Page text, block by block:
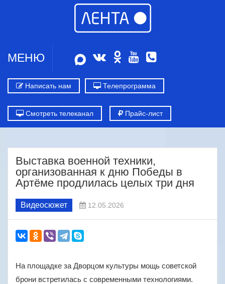
МЕНЮ
Написать нам Телепрограмма
Смотреть телеканал Прайс-лист
Выставка военной техники,
организованная к дню Победы в
Артёме продлилась целых три дня
Видеосюжет 12.05.2026
На площадке за Дворцом культуры мощь советской
брони встретилась с современными технологиями.